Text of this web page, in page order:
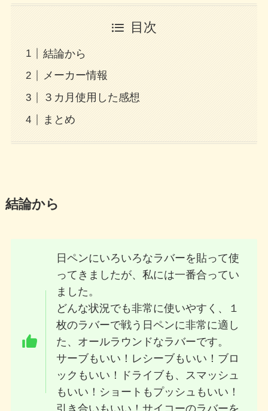
目次
結論から
メーカー情報
３カ月使用した感想
まとめ
結論から
日ペンにいろいろなラバーを貼って使
ってきましたが、私には一番合ってい
ました。
どんな状況でも非常に使いやすく、１
枚のラバーで戦う日ペンに非常に適し
た、オールラウンドなラバーです。
サーブもいい！レシーブもいい！ブロ
ックもいい！ドライブも、スマッシュ
もいい！ショートもプッシュもいい！
引き合いもいい！サイコーのラバーを